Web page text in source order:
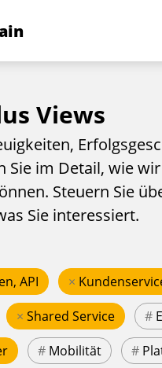
Views
Sie im Detail, wie
Steuern Sie
Sie interessiert.
API ×
× Shared Service #
# Mobilität #